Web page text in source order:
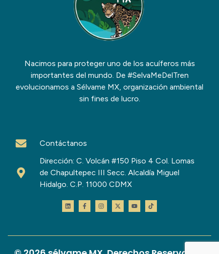
Nacimos para proteger uno de los acuíferos más
importantes del mundo. De #SelvaMeDelTren
evolucionamos a Sélvame MX, organización ambiental
sin fines de lucro.
Contáctanos
Dirección: C. Volcán #150 Piso 4 Col. Lomas
de Chapultepec III Secc. Alcaldía Miguel
Hidalgo. C.P. 11000 CDMX